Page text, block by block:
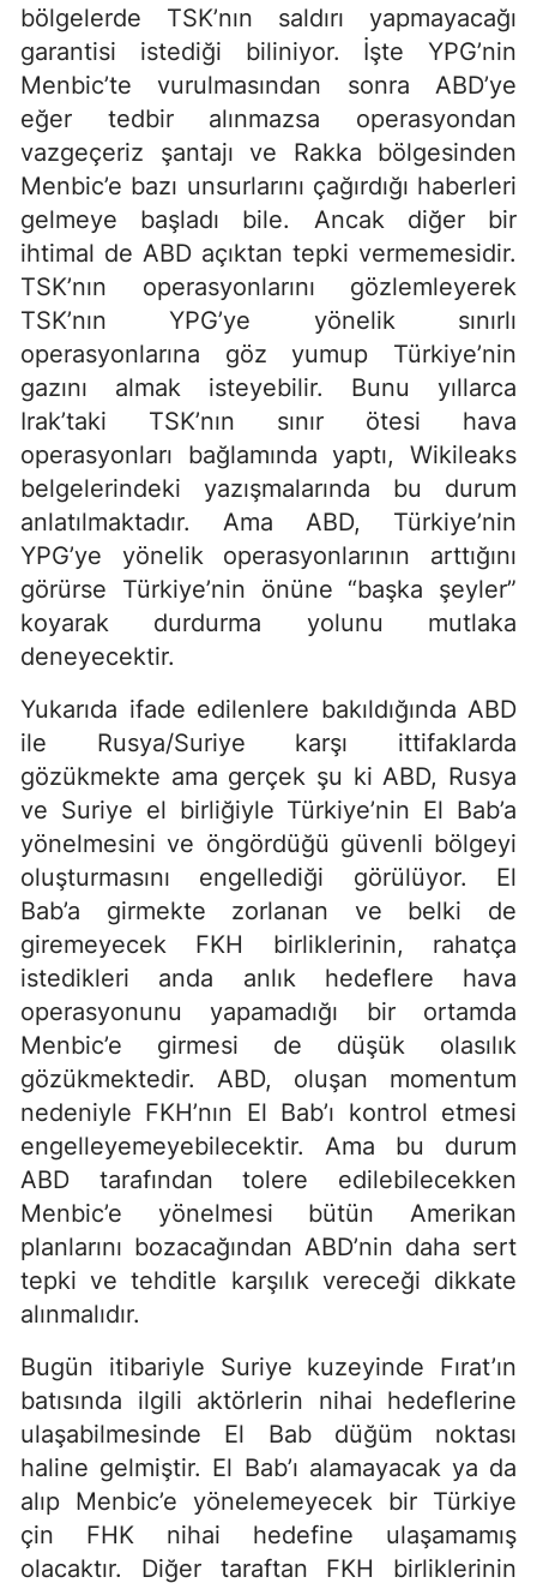
bölgelerde TSK’nın saldırı yapmayacağı
garantisi istediği biliniyor. İşte YPG’nin
Menbic’te vurulmasından sonra ABD’ye
eğer tedbir alınmazsa operasyondan
vazgeçeriz şantajı ve Rakka bölgesinden
Menbic’e bazı unsurlarını çağırdığı haberleri
gelmeye başladı bile. Ancak diğer bir
ihtimal de ABD açıktan tepki vermemesidir.
TSK’nın operasyonlarını gözlemleyerek
TSK’nın YPG’ye yönelik sınırlı
operasyonlarına göz yumup Türkiye’nin
gazını almak isteyebilir. Bunu yıllarca
Irak’taki TSK’nın sınır ötesi hava
operasyonları bağlamında yaptı, Wikileaks
belgelerindeki yazışmalarında bu durum
anlatılmaktadır. Ama ABD, Türkiye’nin
YPG’ye yönelik operasyonlarının arttığını
görürse Türkiye’nin önüne “başka şeyler”
koyarak durdurma yolunu mutlaka
deneyecektir.
Yukarıda ifade edilenlere bakıldığında ABD
ile Rusya/Suriye karşı ittifaklarda
gözükmekte ama gerçek şu ki ABD, Rusya
ve Suriye el birliğiyle Türkiye’nin El Bab’a
yönelmesini ve öngördüğü güvenli bölgeyi
oluşturmasını engellediği görülüyor. El
Bab’a girmekte zorlanan ve belki de
giremeyecek FKH birliklerinin, rahatça
istedikleri anda anlık hedeflere hava
operasyonunu yapamadığı bir ortamda
Menbic’e girmesi de düşük olasılık
gözükmektedir. ABD, oluşan momentum
nedeniyle FKH’nın El Bab’ı kontrol etmesi
engelleyemeyebilecektir. Ama bu durum
ABD tarafından tolere edilebilecekken
Menbic’e yönelmesi bütün Amerikan
planlarını bozacağından ABD’nin daha sert
tepki ve tehditle karşılık vereceği dikkate
alınmalıdır.
Bugün itibariyle Suriye kuzeyinde Fırat’ın
batısında ilgili aktörlerin nihai hedeflerine
ulaşabilmesinde El Bab düğüm noktası
haline gelmiştir. El Bab’ı alamayacak ya da
alıp Menbic’e yönelemeyecek bir Türkiye
çin FHK nihai hedefine ulaşamamış
olacaktır. Diğer taraftan FKH birliklerinin